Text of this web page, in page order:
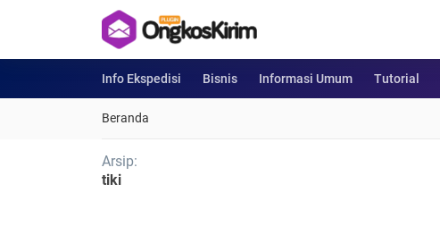
Info Ekspedisi Bisnis Informasi Umum Tutorial
Beranda
Arsip:
tiki